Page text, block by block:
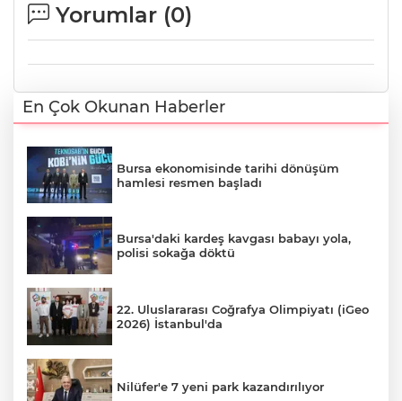
Yorumlar (0)
En Çok Okunan Haberler
Bursa ekonomisinde tarihi dönüşüm
hamlesi resmen başladı
Bursa'daki kardeş kavgası babayı yola,
polisi sokağa döktü
22. Uluslararası Coğrafya Olimpiyatı (iGeo
2026) İstanbul'da
Nilüfer'e 7 yeni park kazandırılıyor